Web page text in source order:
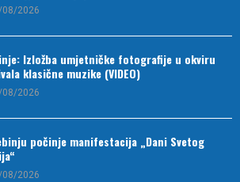
08/2026
Izložba umjetničke fotografije u okviru
klasične muzike (VIDEO)
08/2026
počinje manifestacija „Dani Svetog
08/2026